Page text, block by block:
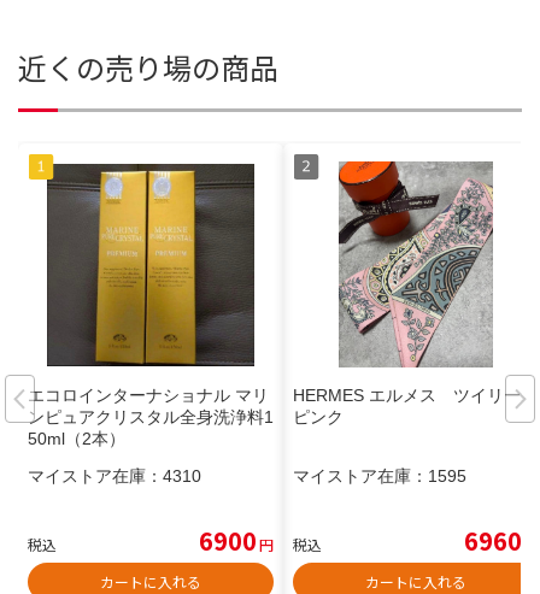
近くの売り場の商品
エコロインターナショナル マリ
ンピュアクリスタル全身洗浄料1
50ml（2本）
マイストア在庫： 4310
税込 6900円
カートに入れる
HERMES エルメス ツイリー
ピンク
マイストア在庫： 1595
税込 6960
カートに入れる